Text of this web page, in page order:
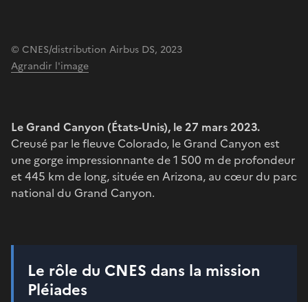
© CNES/distribution Airbus DS, 2023
Agrandir l'image
Le Grand Canyon (États-Unis), le 27 mars 2023.
Creusé par le fleuve Colorado, le Grand Canyon est
une gorge impressionnante de 1 500 m de profondeur
et 445 km de long, située en Arizona, au cœur du parc
national du Grand Canyon.
Le rôle du CNES dans la mission
Pléiades